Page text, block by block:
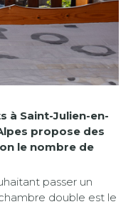
à Saint-Julien-en-
propose des
le nombre de
passer un
double est le